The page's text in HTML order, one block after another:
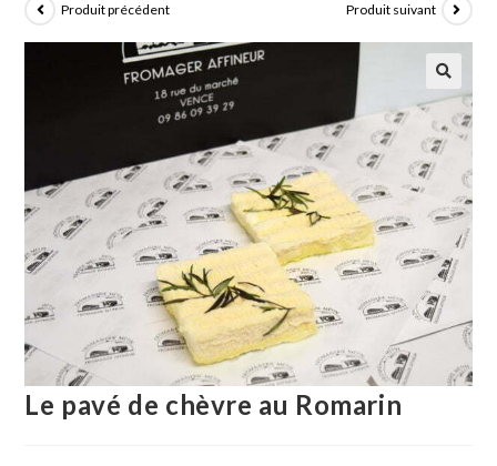
Produit précédent Produit suivant
Le pavé de chèvre au Romarin